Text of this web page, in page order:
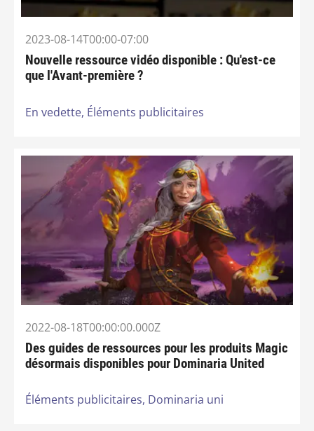
2023-08-14T00:00-07:00
Nouvelle ressource vidéo disponible : Qu'est-ce
que l'Avant-première ?
En vedette, Éléments publicitaires
2022-08-18T00:00:00.000Z
Des guides de ressources pour les produits Magic
désormais disponibles pour Dominaria United
Éléments publicitaires, Dominaria uni